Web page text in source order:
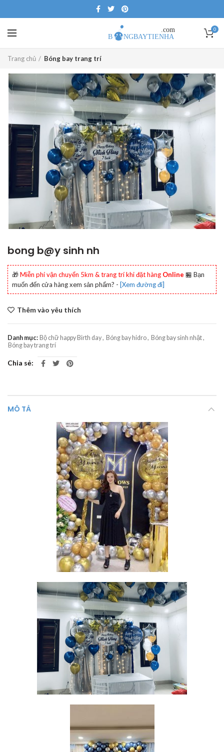
0
Trang chủ Bóng bay trang trí
bong b@y sinh nh
🎁Miễn phí vận chuyển 5km & trang trí khi đặt hàng Online 🏪 Bạn
muốn đến cửa hàng xem sản phẩm? - [Xem đường đi]
Thêm vào yêu thích
Danh mục: Bộ chữ happy Birth day, Bóng bay hidro, Bóng bay sinh nhật,
Bóng bay trang trí
Chia sẻ
MÔ TẢ